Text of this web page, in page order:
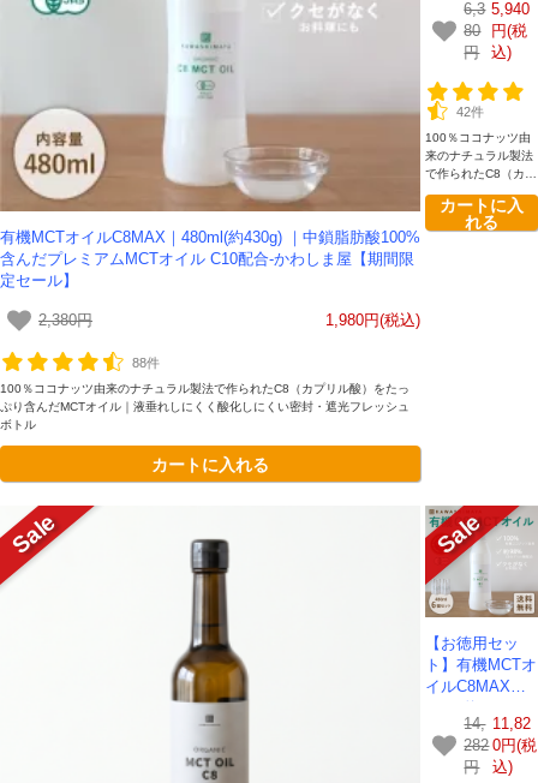
有機MCTオイルC8MAX｜480ml(約430g) ｜中鎖脂肪酸100%
含んだプレミアムMCTオイル C10配合-かわしま屋【期間限
定セール】
2,380円 1,980円(税込)
88件
100％ココナッツ由来のナチュラル製法で作られたC8（カプリル酸）をたっ
ぷり含んだMCTオイル｜液垂れしにくく酸化しにくい密封・遮光フレッシュ
ボトル
カートに入れる
肪酸100%含ん
だプレミアムM
CTオイル C10
配合-かわしま
屋-【送料無
料】【期間限定
セール】
6,3
80
円
5,940
円(税
込)
42件
100％ココナッツ由
来のナチュラル製法
で作られたC8（カプ
含んだMCTオイル｜
液垂れしにくい遮光
カートに入
れる
【お徳用セッ
ト】有機MCTオ
イルC8MAX｜4
本セット ｜中
鎖脂肪酸100%
含んだプレミア
14,
282
円
11,82
0円(税
込)